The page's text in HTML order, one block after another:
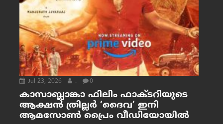
Jul 23, 2026 . 0
കാസാബ്ലാങ്കാ ഫിലിം ഫാക്ടറിയുടെ
ആക്ഷൻ ത്രില്ലർ ‘ദൈവ’ ഇനി
ആമസോൺ പ്രൈം വീഡിയോയിൽ